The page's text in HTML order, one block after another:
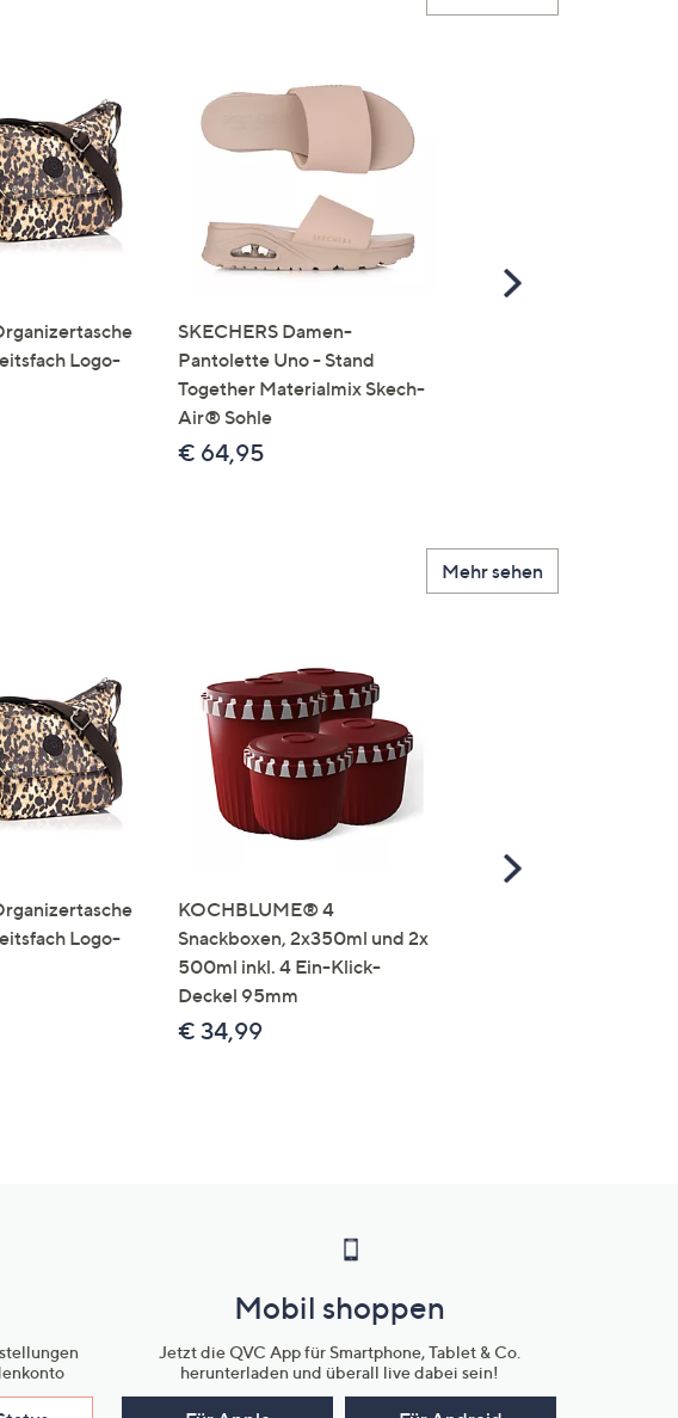
Logo-
SKECHERS Damen-
Pantolette Uno - Stand
Together Materialmix Skech-
Air® Sohle
€ 64,95
Scroll
Mehr sehen
Logo-
KOCHBLUME® 4
Snackboxen, 2x350ml und 2x
500ml inkl. 4 Ein-Klick-
Deckel 95mm
€ 34,99
Scroll
Mobil shoppen
Jetzt die QVC App für Smartphone, Tablet & Co.
herunterladen und überall live dabei sein!